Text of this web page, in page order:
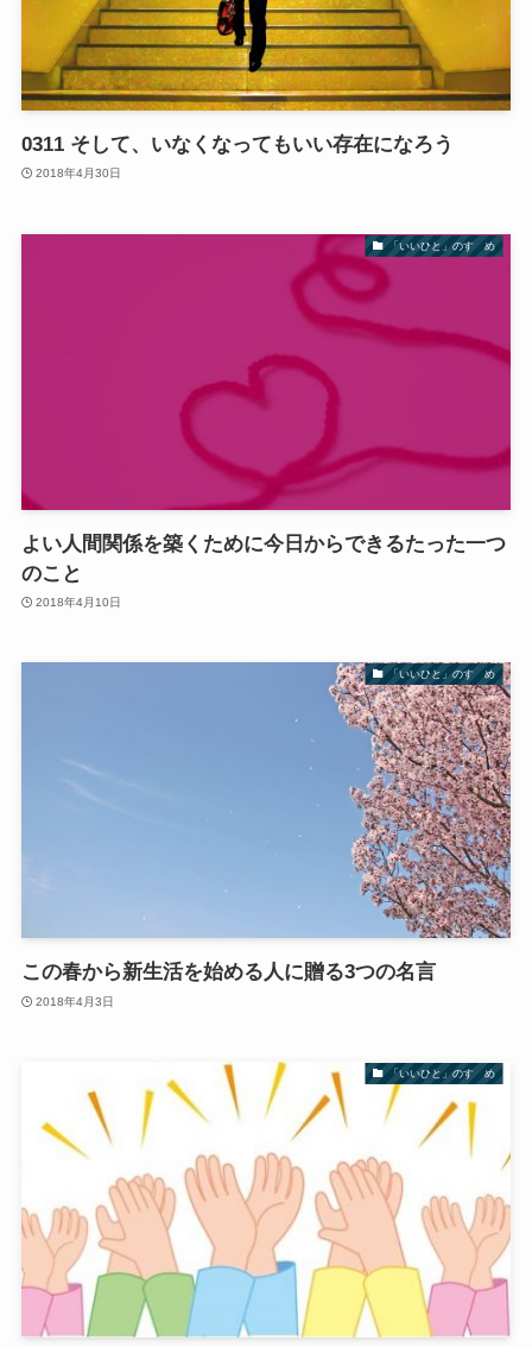
0311 そして、いなくなってもいい存在になろう
2018年4月30日
「いいひと」のすゝめ
よい人間関係を築くために今日からできるたった一つ
のこと
2018年4月10日
「いいひと」のすゝめ
この春から新生活を始める人に贈る3つの名言
2018年4月3日
「いいひと」のすゝめ